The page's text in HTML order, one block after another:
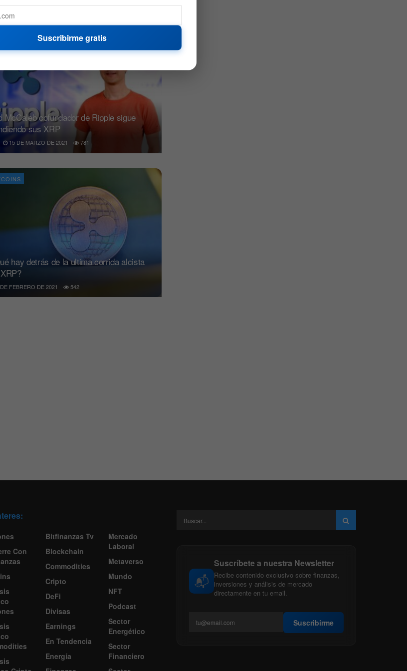
McCaleb cofundador de Ripple sigue
sus XRP
15 DE MARZO DE 2021 781
hay detrás de la ultima corrida alcista
FEBRERO DE 2021 542
Con
Bitfinanzas Tv
Blockchain
Commodities
Cripto
DeFi
Divisas
Earnings
En Tendencia
Energía
Mercado
Laboral
Metaverso
Mundo
NFT
Podcast
Sector
Energético
Sector
Financiero
📬
Suscríbete a nuestra Newsletter
Recibe contenido exclusivo sobre finanzas,
inversiones y análisis de mercado
directamente en tu email.
Suscribirme
Suscribirme gratis